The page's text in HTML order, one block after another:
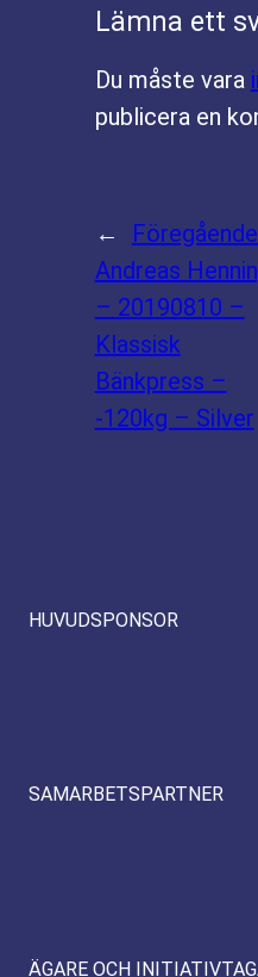
Lämna ett
Du måste vara
publicera en
←
Andreas
– 20190810 –
Klassisk
Bänkpress –
-120kg – Silver
HUVUDSPONSOR
SAMARBETSPARTNER
ÄGARE OCH